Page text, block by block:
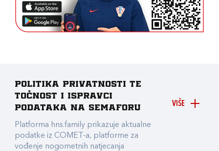
VIŠE
Politika privatnosti te
točnost i ispravci
podataka na Semaforu
Platforma hns.family prikazuje aktualne
podatke iz COMET-a, platforme za
vođenje nogometnih natjecanja